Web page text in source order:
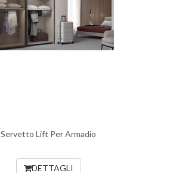
Servetto Lift Per Armadio
DETTAGLI